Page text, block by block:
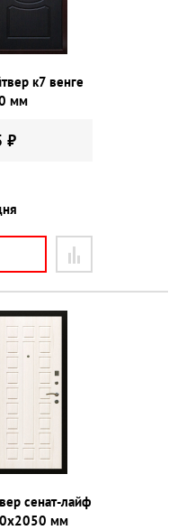
к7 венге
мм
₽
сенат-лайф
мм